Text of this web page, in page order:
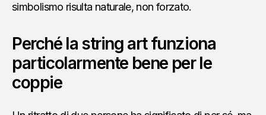
simbolismo risulta naturale, non forzato.
Perché la string art funziona
particolarmente bene per le
coppie